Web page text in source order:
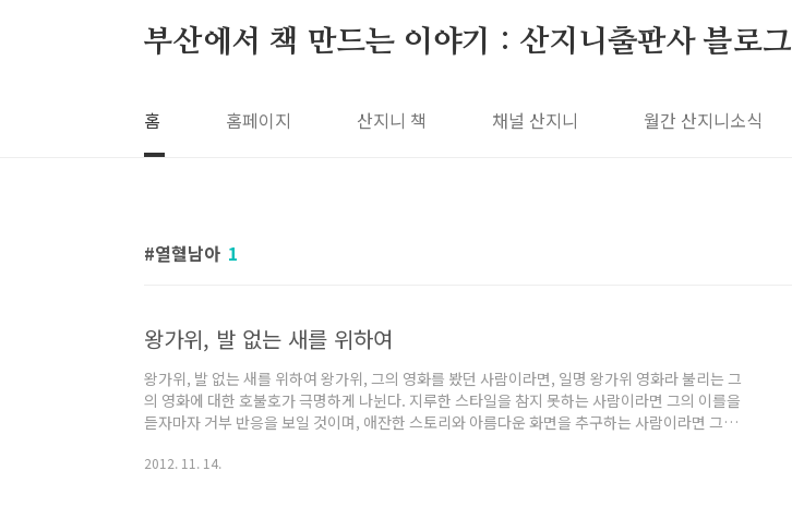
부산에서 책 만드는 이야기 : 산지니출판사 블로그
홈 홈페이지 산지니 책 채널 산지니 월간 산지니소식
열혈남아 1
왕가위, 발 없는 새를 위하여
왕가위, 발 없는 새를 위하여 왕가위, 그의 영화를 봤던 사람이라면, 일명 왕가위 영화라 불리는 그
의 영화에 대한 호불호가 극명하게 나뉜다. 지루한 스타일을 참지 못하는 사람이라면 그의 이를을
듣자마자 거부 반응을 보일 것이며, 애잔한 스토리와 아름다운 화면을 추구하는 사람이라면 그와
으로 양분된다. 그리고 나의 경우는 후자라고 할 수 있다. 어렸을 때는 참 사소한 것들 가지고도 상
2012. 11. 14.